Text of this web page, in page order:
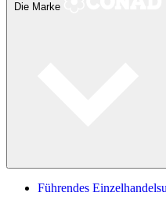
Die Marke
Führendes